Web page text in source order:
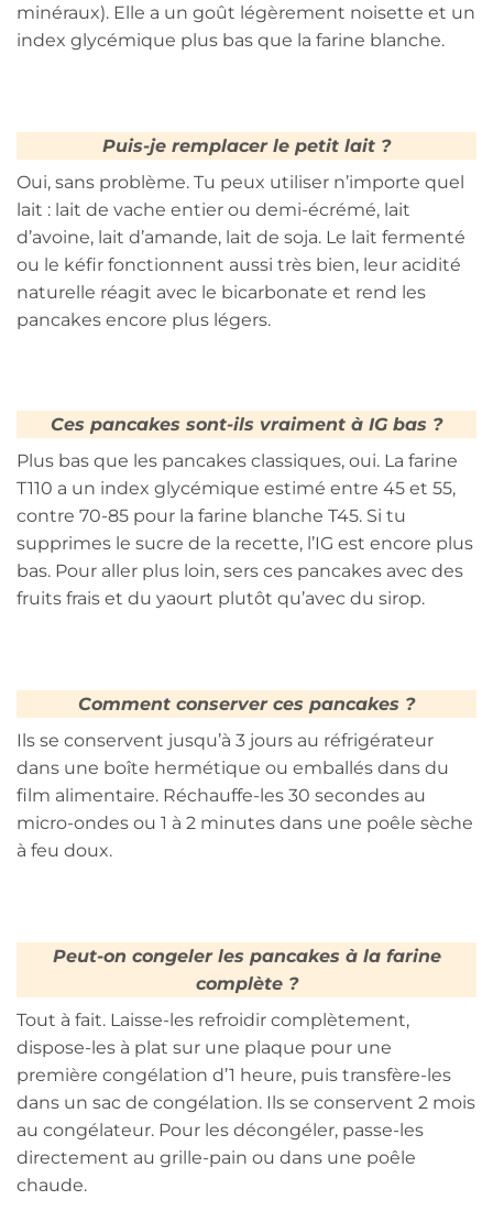
minéraux). Elle a un goût légèrement noisette et un
index glycémique plus bas que la farine blanche.
Puis-je remplacer le petit lait ?
Oui, sans problème. Tu peux utiliser n’importe quel
lait : lait de vache entier ou demi-écrémé, lait
d’avoine, lait d’amande, lait de soja. Le lait fermenté
ou le kéfir fonctionnent aussi très bien, leur acidité
naturelle réagit avec le bicarbonate et rend les
pancakes encore plus légers.
Ces pancakes sont-ils vraiment à IG bas ?
Plus bas que les pancakes classiques, oui. La farine
T110 a un index glycémique estimé entre 45 et 55,
contre 70-85 pour la farine blanche T45. Si tu
supprimes le sucre de la recette, l’IG est encore plus
bas. Pour aller plus loin, sers ces pancakes avec des
fruits frais et du yaourt plutôt qu’avec du sirop.
Comment conserver ces pancakes ?
Ils se conservent jusqu’à 3 jours au réfrigérateur
dans une boîte hermétique ou emballés dans du
film alimentaire. Réchauffe-les 30 secondes au
micro-ondes ou 1 à 2 minutes dans une poêle sèche
à feu doux.
Peut-on congeler les pancakes à la farine
complète ?
Tout à fait. Laisse-les refroidir complètement,
dispose-les à plat sur une plaque pour une
première congélation d’1 heure, puis transfère-les
dans un sac de congélation. Ils se conservent 2 mois
au congélateur. Pour les décongéler, passe-les
directement au grille-pain ou dans une poêle
chaude.